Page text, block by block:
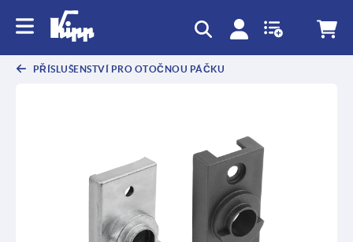
PŘÍSLUŠENSTVÍ PRO OTOČNOU PÁČKU